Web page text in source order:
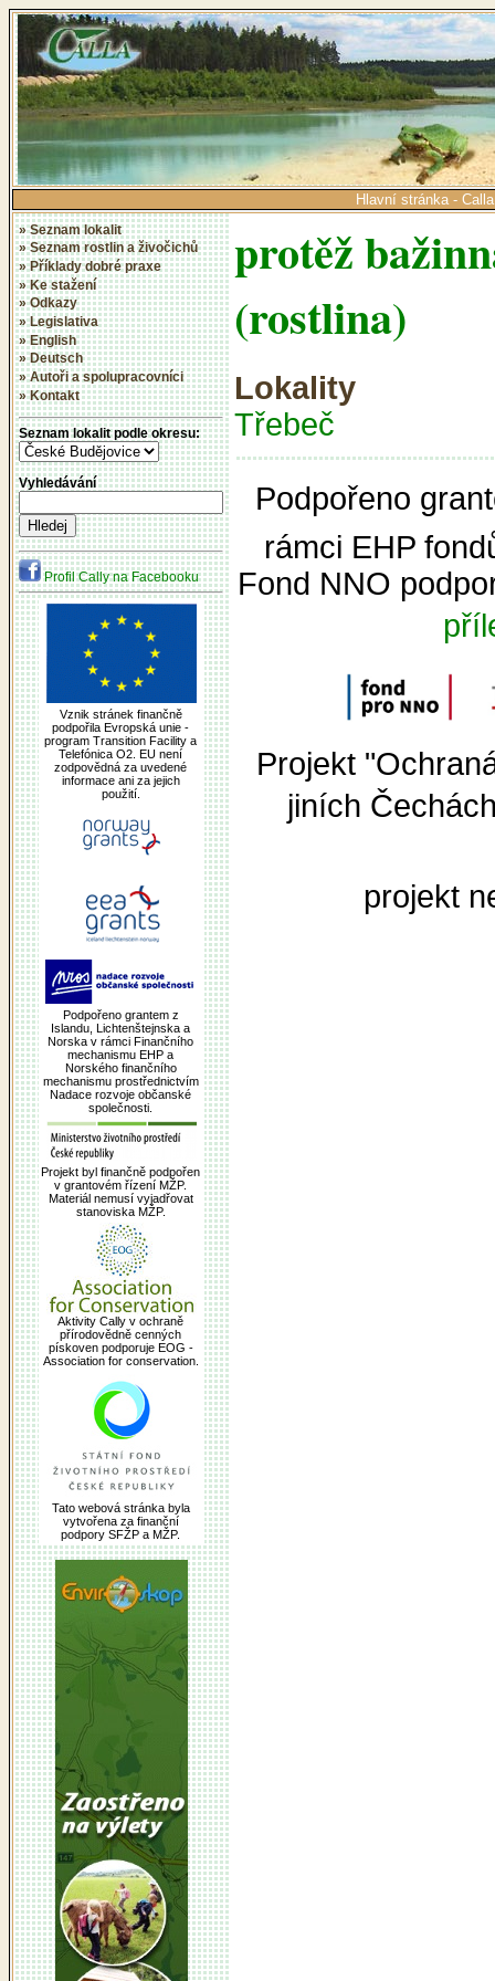
Hlavní stránka - Calla
» Seznam lokalit
» Seznam rostlin a živočichů
» Příklady dobré praxe
» Ke stažení
» Odkazy
» Legislativa
» English
» Deutsch
» Autoři a spolupracovníci
» Kontakt
Seznam lokalit podle okresu:
Vyhledávání
Profil Cally na Facebooku
Vznik stránek finančně
podpořila Evropská unie -
program Transition Facility a
Telefónica O2. EU není
zodpovědná za uvedené
informace ani za jejich
použití.
Podpořeno grantem z
Islandu, Lichtenštejnska a
Norska v rámci Finančního
mechanismu EHP a
Norského finančního
mechanismu prostřednictvím
Nadace rozvoje občanské
společnosti.
Projekt byl finančně podpořen
v grantovém řízení MŽP.
Materiál nemusí vyjadřovat
stanoviska MŽP.
Aktivity Cally v ochraně
přírodovědně cenných
pískoven podporuje EOG -
Association for conservation.
Tato webová stránka byla
vytvořena za finanční
podpory SFŽP a MŽP.
protěž
(rostlina)
Lokality
Třebeč
Podpořeno
rámci EHP
Fond NNO
Projekt
jiních
projekt